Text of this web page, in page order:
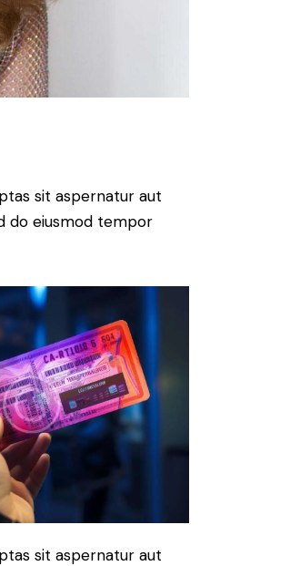
sit aspernatur aut
do eiusmod tempor
sit aspernatur aut